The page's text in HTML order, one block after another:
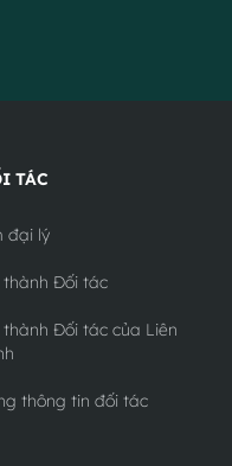
TÁC
đại lý
thành Đối tác
thành Đối tác của Liên
thông tin đối tác